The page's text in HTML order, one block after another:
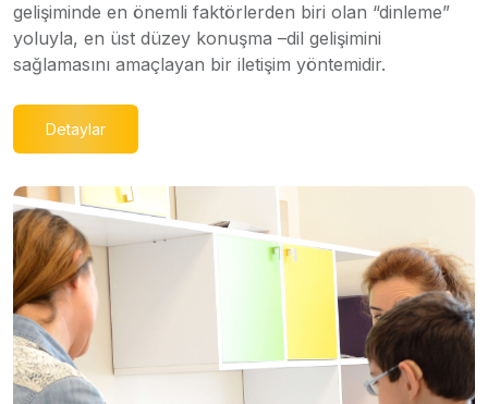
gelişiminde en önemli faktörlerden biri olan “dinleme”
yoluyla, en üst düzey konuşma –dil gelişimini
sağlamasını amaçlayan bir iletişim yöntemidir.
Detaylar